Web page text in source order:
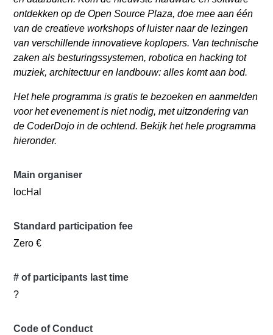
ontdekken op de Open Source Plaza, doe mee aan één
van de creatieve workshops of luister naar de lezingen
van verschillende innovatieve koplopers. Van technische
zaken als besturingssystemen, robotica en hacking tot
muziek, architectuur en landbouw: alles komt aan bod.
Het hele programma is gratis te bezoeken en aanmelden
voor het evenement is niet nodig, met uitzondering van
de CoderDojo in de ochtend. Bekijk het hele programma
hieronder.
Main organiser
locHal
Standard participation fee
Zero €
# of participants last time
?
Code of Conduct